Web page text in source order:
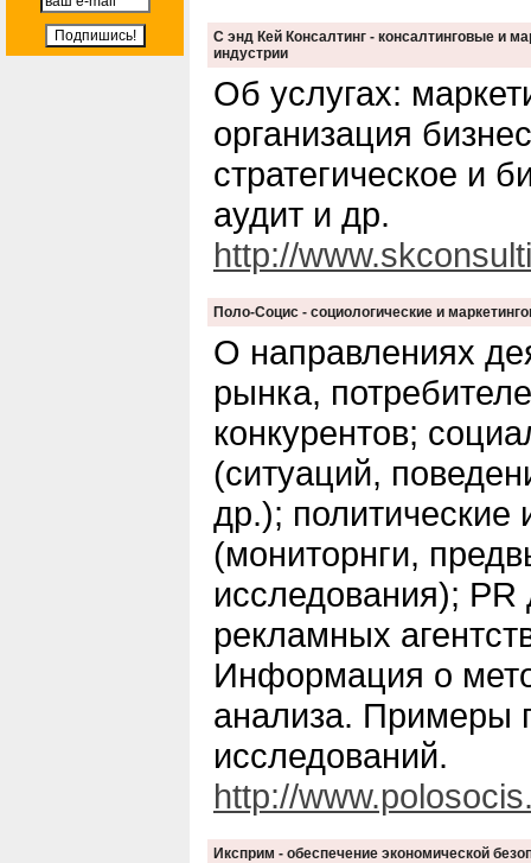
С энд Кей Консалтинг - консалтинговые и
индустрии
Об услугах:
организация
стратегическое и
аудит и др.
http://
Поло-Социс - социологические и
О направлениях
рынка,
конкурентов;
(ситуаций,
др.); политические
(мониторнги,
исследования);
рекламных
Информация о
анализа. Примеры
исследований.
http://
Иксприм - обеспечение экономической